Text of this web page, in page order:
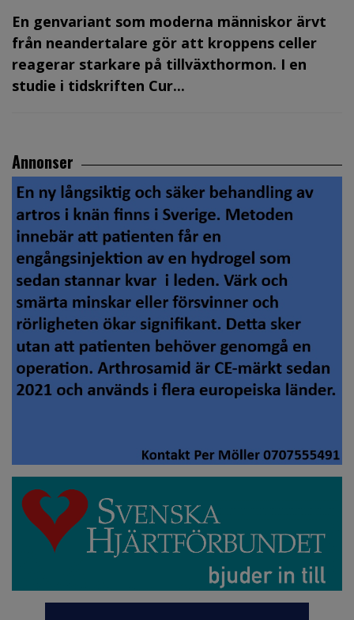
En genvariant som moderna människor ärvt
från neandertalare gör att kroppens celler
reagerar starkare på tillväxthormon. I en
studie i tidskriften Cur...
Annonser